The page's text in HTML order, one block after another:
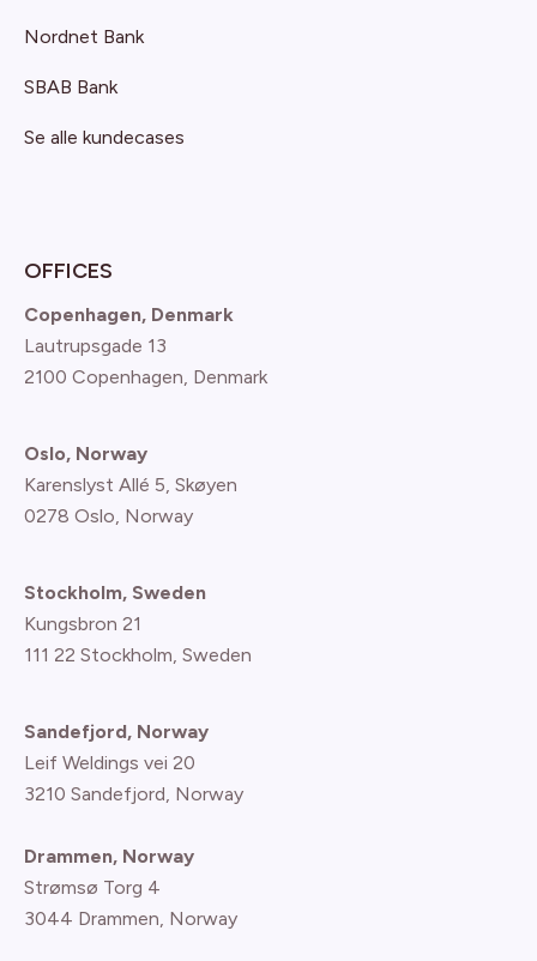
Nordnet Bank
SBAB Bank
Se alle kundecases
OFFICES
Copenhagen, Denmark
Lautrupsgade 13
2100 Copenhagen, Denmark
Oslo, Norway
Karenslyst Allé 5, Skøyen
0278 Oslo, Norway
Stockholm, Sweden
Kungsbron 21
111 22 Stockholm, Sweden
Sandefjord, Norway
Leif Weldings vei 20
3210 Sandefjord, Norway
Drammen, Norway
Strømsø Torg 4
3044 Drammen, Norway